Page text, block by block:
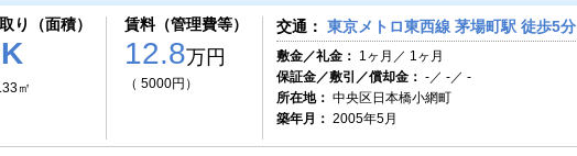
り（面積）
㎡
賃料（管理費等）
12.8万円
（ 5000円）
交通： 東京メトロ東西線 茅場町駅 徒歩5分
敷金／礼金： 1ヶ月／ 1ヶ月
保証金／敷引／償却金： -／ -／ -
所在地： 中央区日本橋小網町
築年月： 2005年5月